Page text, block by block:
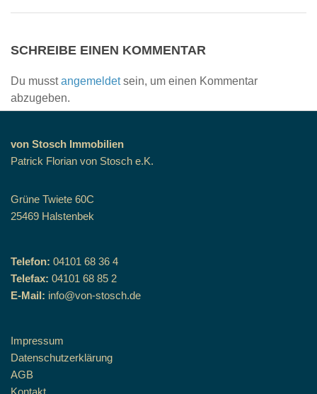
SCHREIBE EINEN KOMMENTAR
Du musstangemeldetsein, um einen Kommentar
abzugeben.
von Stosch Immobilien
Patrick Florian von Stosch e.K.
Grüne Twiete 60C
25469 Halstenbek
Telefon: 04101 68 36 4
Telefax: 04101 68 85 2
E-Mail: info@von-stosch.de
Impressum
Datenschutzerklärung
AGB